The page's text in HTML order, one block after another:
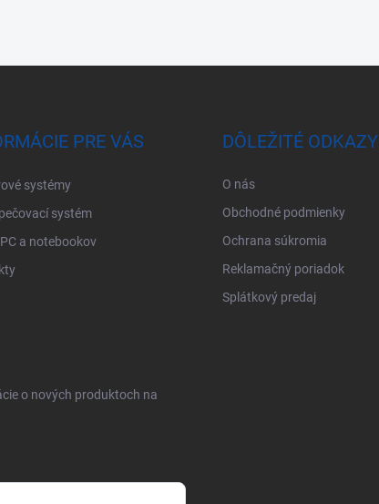
PRE VÁS
systémy
systém
a notebookov
DÔLEŽITÉ ODKAZY
O nás
Obchodné podmienky
Ochrana súkromia
Reklamačný poriadok
Splátkový predaj
o nových produktoch na